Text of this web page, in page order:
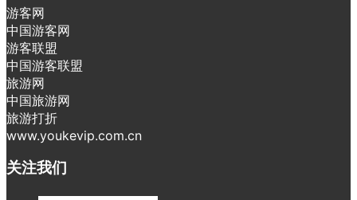
游客网
中国游客网
游客联盟
中国游客联盟
旅游网
中国旅游网
旅游打折
www.youkevip.com.cn
关注我们